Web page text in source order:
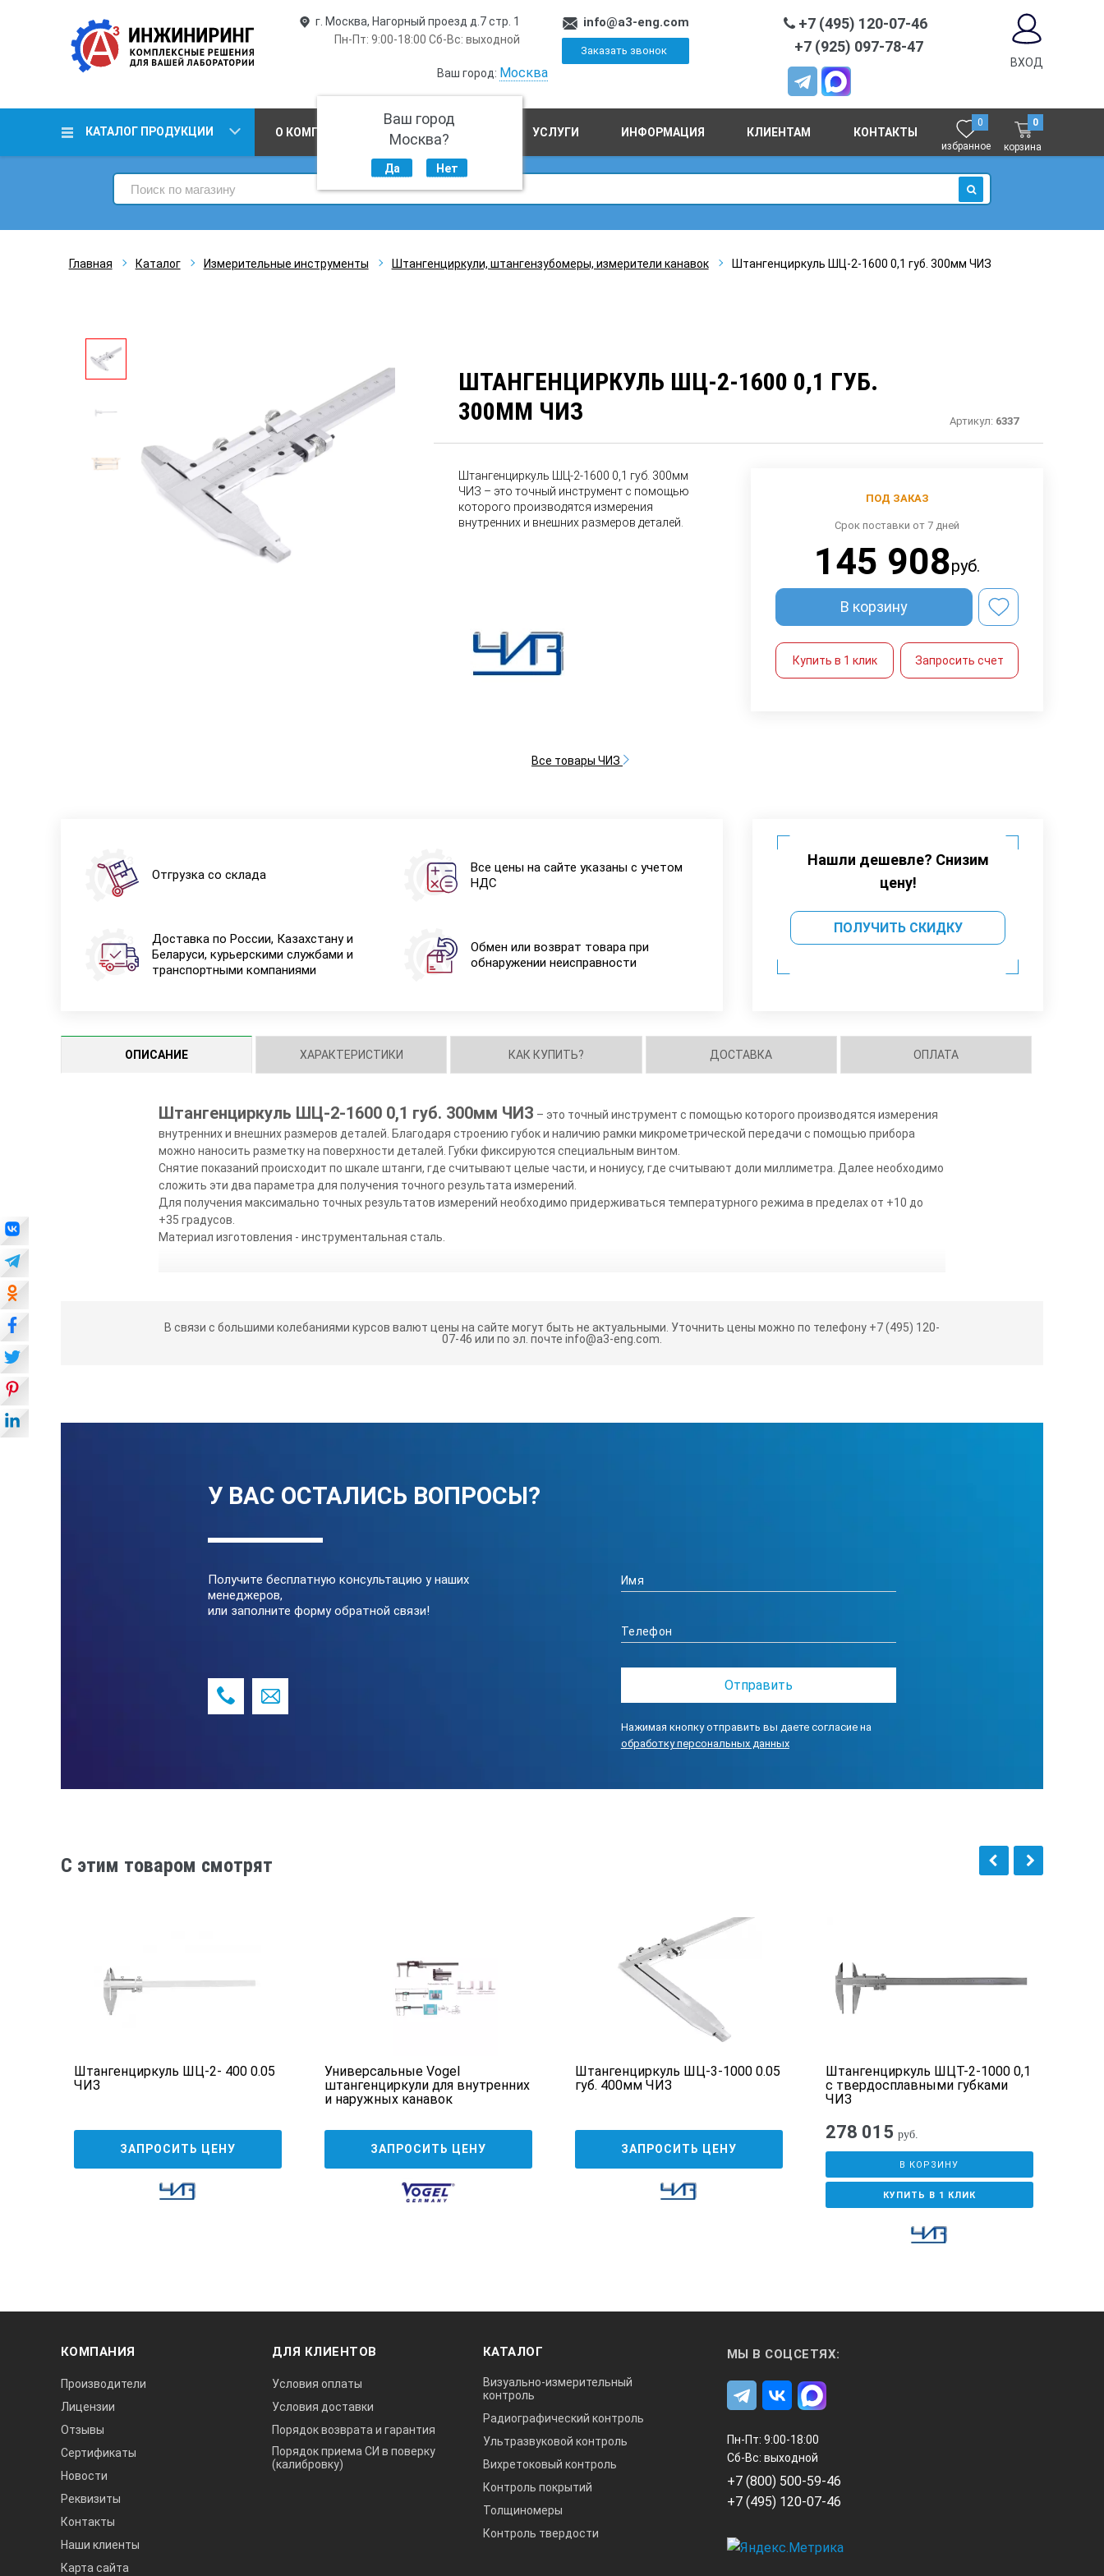
г. Москва, Нагорный проезд д.7 стр. 1
Пн-Пт: 9:00-18:00 Сб-Вс: выходной
Ваш город: Москва
Ваш город
Москва?
Да Нет
info@a3-eng.com
Заказать звонок
+7 (495) 120-07-46
+7 (925) 097-78-47
ВХОД
КАТАЛОГ ПРОДУКЦИИ О КОМПАНИИ ПРОИЗВОДСТВО УСЛУГИ ИНФОРМАЦИЯ КЛИЕНТАМ КОНТАКТЫ
0
избранное
0
корзина
ИСКАТЬ
Главная Каталог Измерительные инструменты Штангенциркули, штангензубомеры, измерители канавок Штангенциркуль ШЦ-2-1600 0,1 губ. 300мм ЧИЗ
ШТАНГЕНЦИРКУЛЬ ШЦ-2-1600 0,1 ГУБ.
300ММ ЧИЗ
Артикул: 6337
Штангенциркуль ШЦ-2-1600 0,1 губ. 300мм
ЧИЗ – это точный инструмент с помощью
которого производятся измерения
внутренних и внешних размеров деталей.
Все товары ЧИЗ
ПОД ЗАКАЗ
Срок поставки от 7 дней
145 908руб.
В корзину
Купить в 1 клик Запросить счет
Отгрузка со склада
Все цены на сайте указаны с учетом
НДС
Доставка по России, Казахстану и
Беларуси, курьерскими службами и
транспортными компаниями
Обмен или возврат товара при
обнаружении неисправности
Нашли дешевле? Снизим
цену!
ПОЛУЧИТЬ СКИДКУ
ОПИСАНИЕ ХАРАКТЕРИСТИКИ КАК КУПИТЬ? ДОСТАВКА ОПЛАТА
Штангенциркуль ШЦ-2-1600 0,1 губ. 300мм ЧИЗ – это точный инструмент с помощью которого производятся измерения
внутренних и внешних размеров деталей. Благодаря строению губок и наличию рамки микрометрической передачи с помощью прибора
можно наносить разметку на поверхности деталей. Губки фиксируются специальным винтом.
Снятие показаний происходит по шкале штанги, где считывают целые части, и нониусу, где считывают доли миллиметра. Далее необходимо
сложить эти два параметра для получения точного результата измерений.
Для получения максимально точных результатов измерений необходимо придерживаться температурного режима в пределах от +10 до
+35 градусов.
Материал изготовления - инструментальная сталь.
В связи с большими колебаниями курсов валют цены на сайте могут быть не актуальными. Уточнить цены можно по телефону +7 (495) 120-
07-46 или по эл. почте info@a3-eng.com.
У ВАС ОСТАЛИСЬ ВОПРОСЫ?
Получите бесплатную консультацию у наших
менеджеров,
или заполните форму обратной связи!
Нажимая кнопку отправить вы даете согласие на
обработку персональных данных
C этим товаром смотрят
Штангенциркуль ШЦ-2- 400 0.05
ЧИЗ
ЗАПРОСИТЬ ЦЕНУ
Универсальные Vogel
штангенциркули для внутренних
и наружных канавок
ЗАПРОСИТЬ ЦЕНУ
Штангенциркуль ШЦ-3-1000 0.05
губ. 400мм ЧИЗ
ЗАПРОСИТЬ ЦЕНУ
Штангенциркуль ШЦТ-2-1000 0,1
с твердосплавными губками
ЧИЗ
278 015 руб.
В КОРЗИНУ
КУПИТЬ В 1 КЛИК
КОМПАНИЯ
Производители
Лицензии
Отзывы
Сертификаты
Новости
Реквизиты
Контакты
Наши клиенты
Карта сайта
ДЛЯ КЛИЕНТОВ
Условия оплаты
Условия доставки
Порядок возврата и гарантия
Порядок приема СИ в поверку
(калибровку)
КАТАЛОГ
Визуально-измерительный
контроль
Радиографический контроль
Ультразвуковой контроль
Вихретоковый контроль
Контроль покрытий
Толщиномеры
Контроль твердости
МЫ В СОЦСЕТЯХ:
Пн-Пт: 9:00-18:00
Сб-Вс: выходной
+7 (800) 500-59-46
+7 (495) 120-07-46